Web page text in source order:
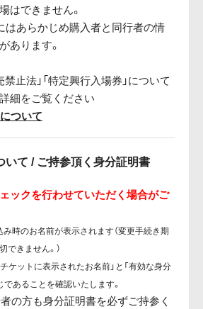
はできません。
はあらかじめ購入者と同行者の情
あります。
止法」「特定興行入場券」について
細をご覧ください
ついて
いて / ご持参頂く身分証明書
ックを行わせていただく場合がご
時のお名前が表示されます（変更手続き期
きません。）
ケットに表示されたお名前」と「有効な身分
あることを確認いたします。
の方も身分証明書を必ずご持参く